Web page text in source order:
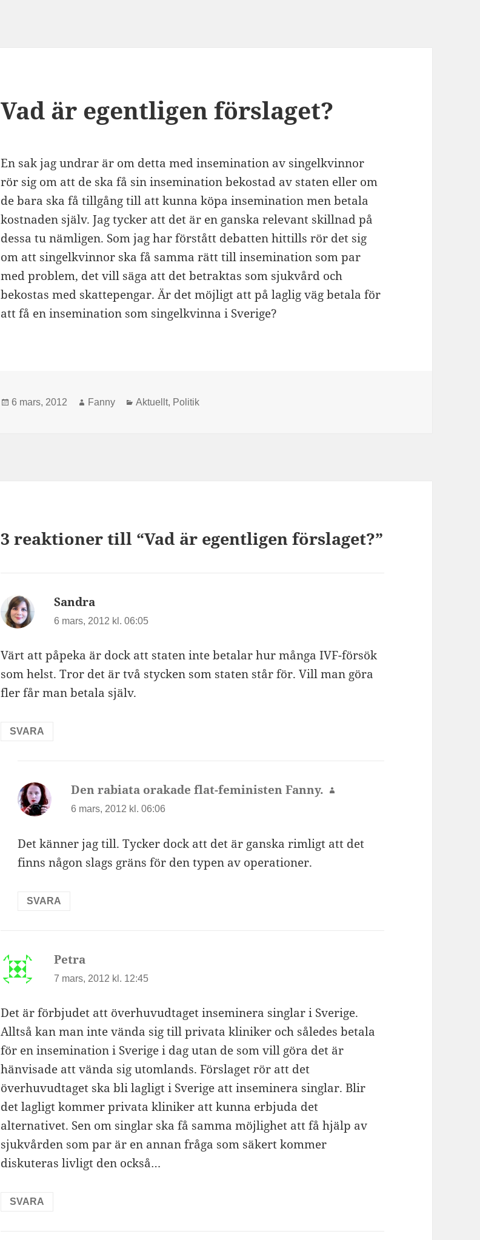
Vad är egentligen förslaget?
En sak jag undrar är om detta med insemination av singelkvinnor
rör sig om att de ska få sin insemination bekostad av staten eller om
de bara ska få tillgång till att kunna köpa insemination men betala
kostnaden själv. Jag tycker att det är en ganska relevant skillnad på
dessa tu nämligen. Som jag har förstått debatten hittills rör det sig
om att singelkvinnor ska få samma rätt till insemination som par
med problem, det vill säga att det betraktas som sjukvård och
bekostas med skattepengar. Är det möjligt att på laglig väg betala för
att få en insemination som singelkvinna i Sverige?
Postat
6 mars, 2012 Författare
Fanny Kategorier
Aktuellt, Politik
3 reaktioner till “Vad är egentligen förslaget?”
Sandra
6 mars, 2012 kl. 06:05
Värt att påpeka är dock att staten inte betalar hur många IVF-försök
som helst. Tror det är två stycken som staten står för. Vill man göra
fler får man betala själv.
SVARA
Den rabiata orakade flat-feministen Fanny. skriver:
6 mars, 2012 kl. 06:06
Det känner jag till. Tycker dock att det är ganska rimligt att det
finns någon slags gräns för den typen av operationer.
SVARA
Petra
7 mars, 2012 kl. 12:45
Det är förbjudet att överhuvudtaget inseminera singlar i Sverige.
Alltså kan man inte vända sig till privata kliniker och således betala
för en insemination i Sverige i dag utan de som vill göra det är
hänvisade att vända sig utomlands. Förslaget rör att det
överhuvudtaget ska bli lagligt i Sverige att inseminera singlar. Blir
det lagligt kommer privata kliniker att kunna erbjuda det
alternativet. Sen om singlar ska få samma möjlighet att få hjälp av
sjukvården som par är en annan fråga som säkert kommer
diskuteras livligt den också…
SVARA